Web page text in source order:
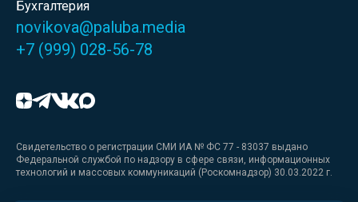
Бухгалтерия
novikova@paluba.media
+7 (999) 028-56-78
Свидетельство о регистрации СМИ ИА № ФС 77 - 83037 выдано
Федеральной службой по надзору в сфере связи, информационных
технологий и массовых коммуникаций (Роскомнадзор) 30.03.2022 г.